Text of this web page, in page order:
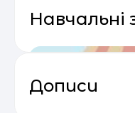
Навчальні
Дописи